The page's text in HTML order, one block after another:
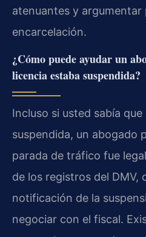
atenuantes y argumentar
encarcelación.
¿Cómo puede ayudar un
licencia estaba suspendida?
Incluso si usted sabía
suspendida, un abogado
parada de tráfico fue
de los registros del DMV,
notificación de la
negociar con el fiscal.